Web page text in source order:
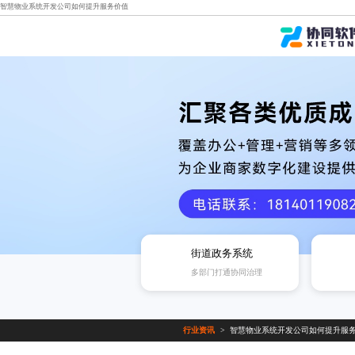
智慧物业系统开发公司如何提升服务价值
街道政务系统
多部门打通协同治理
行业资讯 > 智慧物业系统开发公司如何提升服